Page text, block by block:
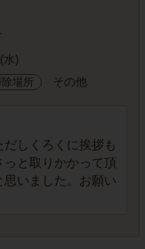
水)
除場所 その他
しくろくに挨拶も
と取りかかって頂
いました。お願い